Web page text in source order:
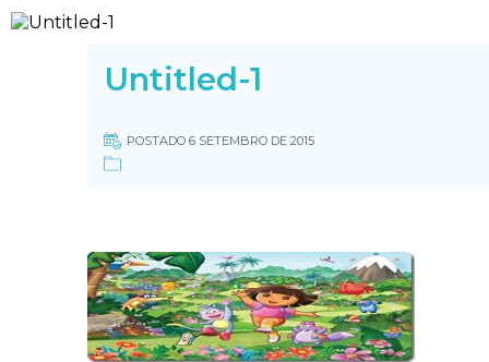
Untitled-1
POSTADO 6 SETEMBRO DE 2015